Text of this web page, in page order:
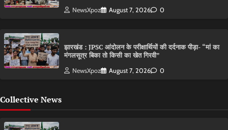
NewsXpoz August 7, 2026 0
झारखंड : JPSC आंदोलन के परीक्षार्थियों की दर्दनाक पीड़ा- “मां का
मंगलसूत्र बिका तो किसी का खेत गिरवी”
NewsXpoz August 7, 2026 0
Collective News